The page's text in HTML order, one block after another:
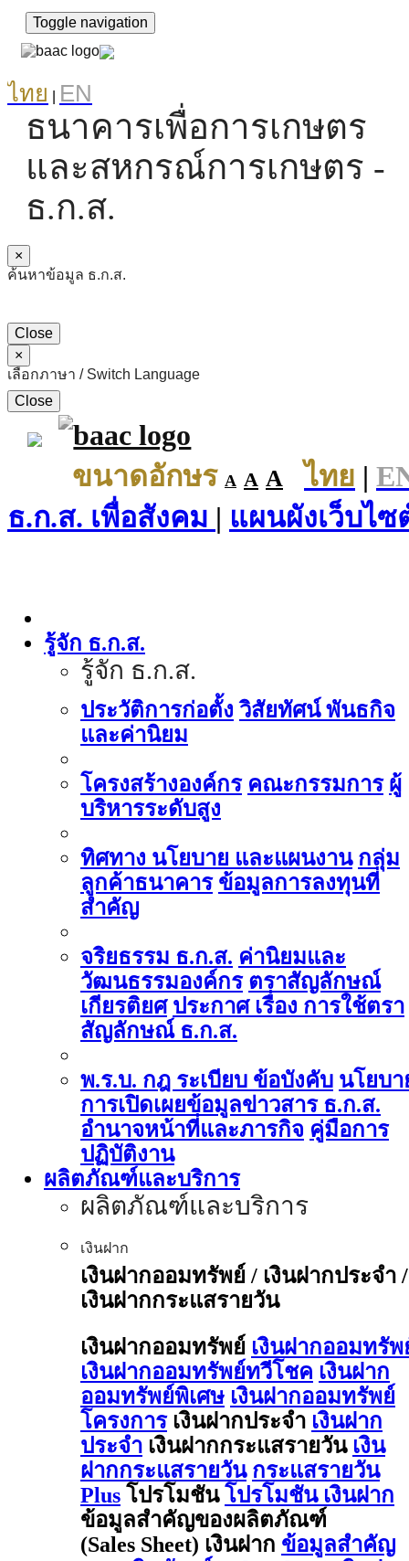
Toggle navigation
ไทย EN
ธนาคารเพื่อการเกษตร
และสหกรณ์การเกษตร -
ธ.ก.ส.
×
ค้นหาข้อมูล ธ.ก.ส.
Close
×
เลือกภาษา / Switch Language
Close
ขนาดอักษร A A A ไทย |
ธ.ก.ส. เพื่อสังคม | แผนผังเว็บไซ
รู้จัก ธ.ก.ส.
รู้จัก ธ.ก.ส.
ประวัติการก่อตั้ง วิสัยทัศน์ พันธกิจ
และค่านิยม
โครงสร้างองค์กร คณะกรรมการ ผู้
บริหารระดับสูง
ทิศทาง นโยบาย และแผนงาน กลุ่ม
ลูกค้าธนาคาร ข้อมูลการลงทุนที่
สำคัญ
จริยธรรม ธ.ก.ส. ค่านิยมและ
วัฒนธรรมองค์กร ตราสัญลักษณ์
เกียรติยศ ประกาศ เรื่อง การใช้ตรา
สัญลักษณ์ ธ.ก.ส.
พ.ร.บ. กฎ ระเบียบ ข้อบังคับ นโยบา
การเปิดเผยข้อมูลข่าวสาร ธ.ก.ส.
อำนาจหน้าที่และภารกิจ คู่มือการ
ปฏิบัติงาน
ผลิตภัณฑ์และบริการ
ผลิตภัณฑ์และบริการ
เงินฝาก
เงินฝากออมทรัพย์ / เงินฝากประจำ /
เงินฝากกระแสรายวัน
เงินฝากออมทรัพย์ เงินฝากออมทรัพ
เงินฝากออมทรัพย์ทวีโชค เงินฝาก
ออมทรัพย์พิเศษ เงินฝากออมทรัพย์
โครงการ เงินฝากประจำ เงินฝาก
ประจำ เงินฝากกระแสรายวัน เงิน
ฝากกระแสรายวัน กระแสรายวัน
Plus โปรโมชัน โปรโมชัน เงินฝาก
ข้อมูลสำคัญของผลิตภัณฑ์
(Sales Sheet) เงินฝาก ข้อมูลสำคัญ